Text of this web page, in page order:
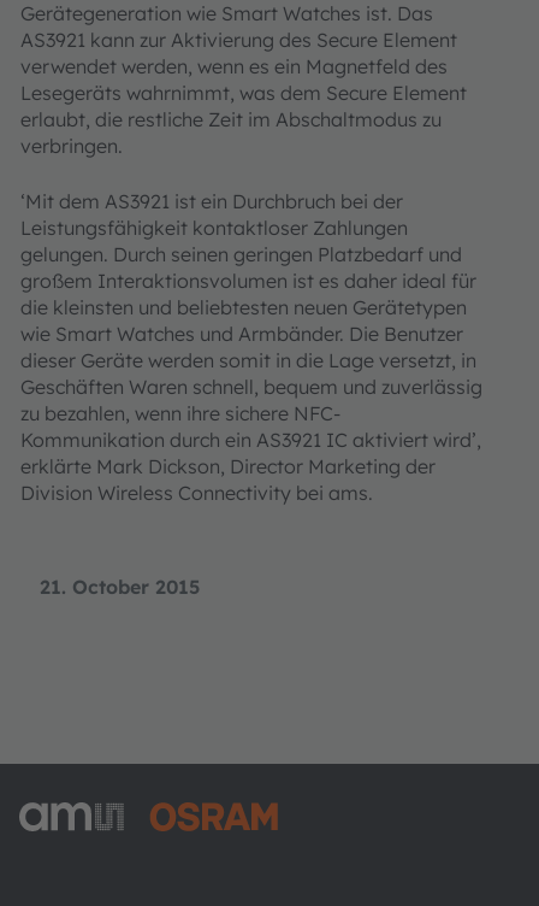
21. October 2015
Gerätegeneration wie Smart Watches ist. Das
AS3921 kann zur Aktivierung des Secure Element
verwendet werden, wenn es ein Magnetfeld des
Lesegeräts wahrnimmt, was dem Secure Element
erlaubt, die restliche Zeit im Abschaltmodus zu
verbringen.
‘Mit dem AS3921 ist ein Durchbruch bei der
Leistungsfähigkeit kontaktloser Zahlungen
gelungen. Durch seinen geringen Platzbedarf und
großem Interaktionsvolumen ist es daher ideal für
die kleinsten und beliebtesten neuen Gerätetypen
wie Smart Watches und Armbänder. Die Benutzer
dieser Geräte werden somit in die Lage versetzt, in
Geschäften Waren schnell, bequem und zuverlässig
zu bezahlen, wenn ihre sichere NFC-
Kommunikation durch ein AS3921 IC aktiviert wird’,
erklärte Mark Dickson, Director Marketing der
Division Wireless Connectivity bei ams.